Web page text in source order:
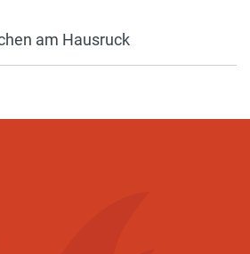
am Hausruck